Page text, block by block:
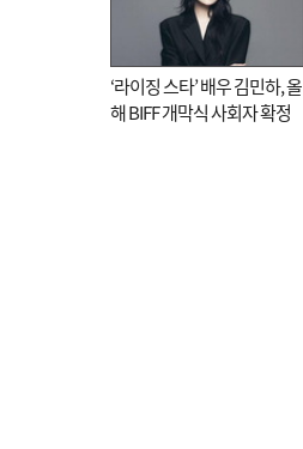
‘라이징 스타’ 배우 김민하, 올
해 BIFF 개막식 사회자 확정